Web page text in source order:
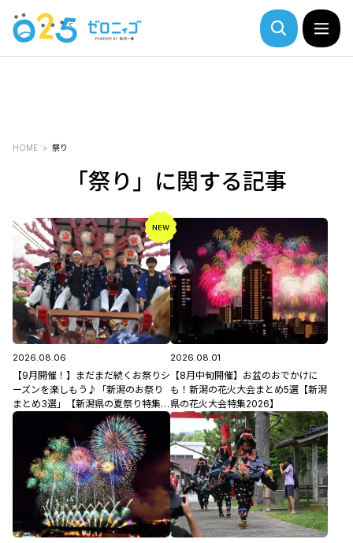
HOME 祭り
「祭り」に関する記事
2026.08.06
【9月開催！】まだまだ続くお祭りシ
ーズンを楽しもう♪「新潟のお祭り
まとめ3選」【新潟県の夏祭り特集
2026】
2026.08.01
【8月中旬開催】お盆のおでかけに
も！新潟の花火大会まとめ5選【新潟
県の花火大会特集2026】